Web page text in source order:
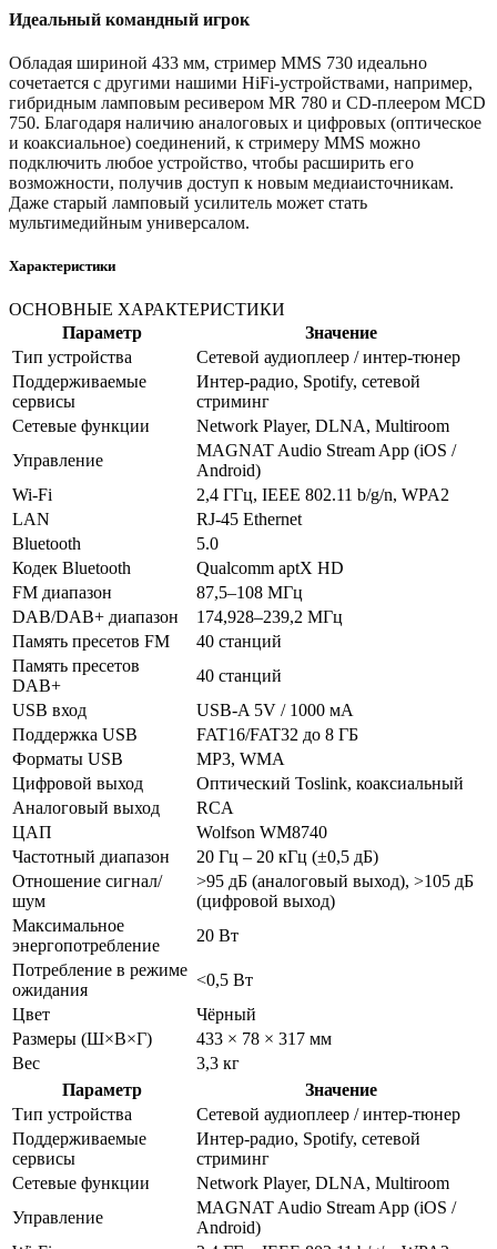
Идеальный командный игрок
Обладая шириной 433 мм, стример MMS 730 идеально
сочетается с другими нашими HiFi-устройствами, например,
гибридным ламповым ресивером MR 780 и CD-плеером MCD
750. Благодаря наличию аналоговых и цифровых (оптическое
и коаксиальное) соединений, к стримеру MMS можно
подключить любое устройство, чтобы расширить его
возможности, получив доступ к новым медиаисточникам.
Даже старый ламповый усилитель может стать
мультимедийным универсалом.
Характеристики
ОСНОВНЫЕ ХАРАКТЕРИСТИКИ
Параметр
Значение
Тип устройства
Сетевой аудиоплеер / интер-тюнер
Поддерживаемые
сервисы
Интер-радио, Spotify, сетевой
стриминг
Сетевые функции
Network Player, DLNA, Multiroom
Управление
MAGNAT Audio Stream App (iOS /
Android)
Wi-Fi
2,4 ГГц, IEEE 802.11 b/g/n, WPA2
LAN
RJ-45 Ethernet
Bluetooth
5.0
Кодек Bluetooth
Qualcomm aptX HD
FM диапазон
87,5–108 МГц
DAB/DAB+ диапазон
174,928–239,2 МГц
Память пресетов FM
40 станций
Память пресетов
DAB+
40 станций
USB вход
USB-A 5V / 1000 мА
Поддержка USB
FAT16/FAT32 до 8 ГБ
Форматы USB
MP3, WMA
Цифровой выход
Оптический Toslink, коаксиальный
Аналоговый выход
RCA
ЦАП
Wolfson WM8740
Частотный диапазон
20 Гц – 20 кГц (±0,5 дБ)
Отношение сигнал/
шум
>95 дБ (аналоговый выход), >105 дБ
(цифровой выход)
Максимальное
энергопотребление
20 Вт
Потребление в режиме
ожидания
<0,5 Вт
Цвет
Чёрный
Размеры (Ш×В×Г)
433 × 78 × 317 мм
Вес
3,3 кг
Параметр
Значение
Тип устройства
Сетевой аудиоплеер / интер-тюнер
Поддерживаемые
сервисы
Интер-радио, Spotify, сетевой
стриминг
Сетевые функции
Network Player, DLNA, Multiroom
Управление
MAGNAT Audio Stream App (iOS /
Android)